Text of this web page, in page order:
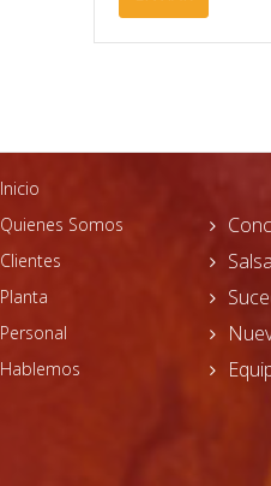
Inicio
Quienes Somos
Clientes
Planta
Personal
Hablemos